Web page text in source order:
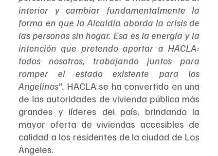
interior y cambiar fundamentalmente la
forma en que la Alcaldía aborda la crisis de
las personas sin hogar. Esa es la energía y la
intención que pretendo aportar a HACLA:
todos nosotros, trabajando juntos para
romper el estado existente para los
Angelinos”. HACLA se ha convertido en una
de las autoridades de vivienda pública más
grandes y líderes del país, brindando la
mayor oferta de viviendas accesibles de
calidad a los residentes de la ciudad de Los
Ángeles.